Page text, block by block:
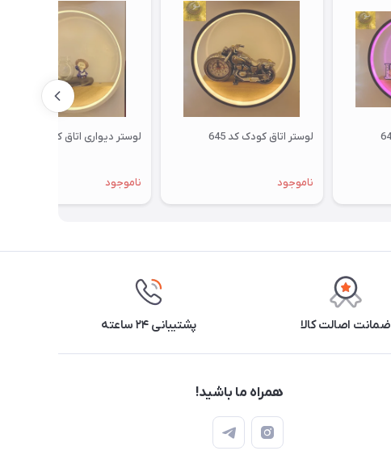
لوستر اتاق کودک کد 645
ناموجود
لوستر دیواری اتاق کودک کد 643
ناموجود
ضمانت اصالت کالا پشتیبانی ۲۴ ساعته
همراه ما باشید!